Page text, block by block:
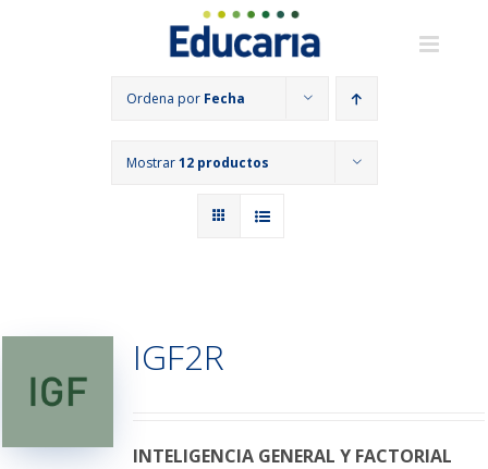
Ordena por Fecha
Mostrar12 productos
IGF2R
INTELIGENCIA GENERAL Y FACTORIAL